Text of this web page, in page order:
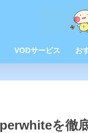
VODサービス お
を徹